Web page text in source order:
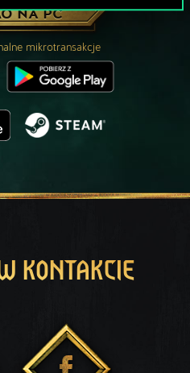
NA PC
mikrotransakcje
KONTAKCIE